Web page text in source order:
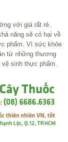
với giá rất rẻ.
năng sẽ có hại về
phẩm. Vì sức khỏe
từ những thương
vệ sinh thực phẩm.